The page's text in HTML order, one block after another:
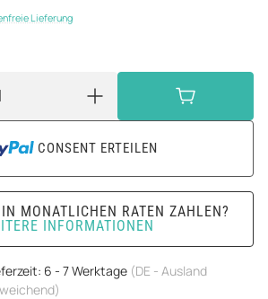
Lieferung
CONSENT ERTEILEN
MONATLICHEN RATEN ZAHLEN?
INFORMATIONEN
6 - 7 Werktage (DE - Ausland